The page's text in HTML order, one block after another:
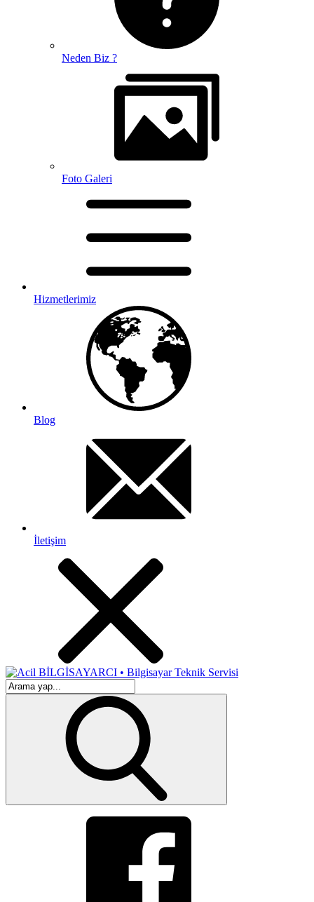
Neden Biz ?
Foto Galeri
Hizmetlerimiz
Blog
İletişim